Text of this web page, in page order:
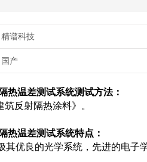
精谱科技
国产
热温差测试系统测试方法：
反射隔热涂料》。
热温差测试系统特点：
其优良的光学系统，先进的电